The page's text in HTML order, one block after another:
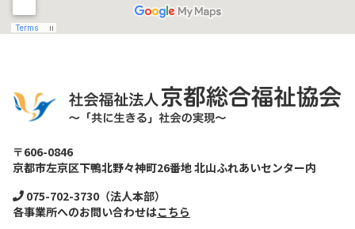
〒606-0846
京都市左京区下鴨北野々神町26番地 北山ふれあいセンター内
075-702-3730（法人本部）
各事業所へのお問い合わせはこちら